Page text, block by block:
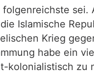
Islamische
Krieg
habe ein
kolonialistisch zu